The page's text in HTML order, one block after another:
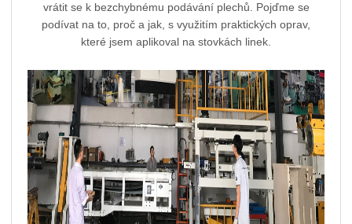
vrátit se k bezchybnému podávání plechů. Pojďme se
podívat na to, proč a jak, s využitím praktických oprav,
které jsem aplikoval na stovkách linek.